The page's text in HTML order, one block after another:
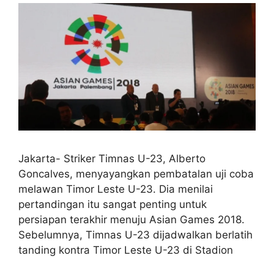
Jakarta- Striker Timnas U-23, Alberto
Goncalves, menyayangkan pembatalan uji coba
melawan Timor Leste U-23. Dia menilai
pertandingan itu sangat penting untuk
persiapan terakhir menuju Asian Games 2018.
Sebelumnya, Timnas U-23 dijadwalkan berlatih
tanding kontra Timor Leste U-23 di Stadion